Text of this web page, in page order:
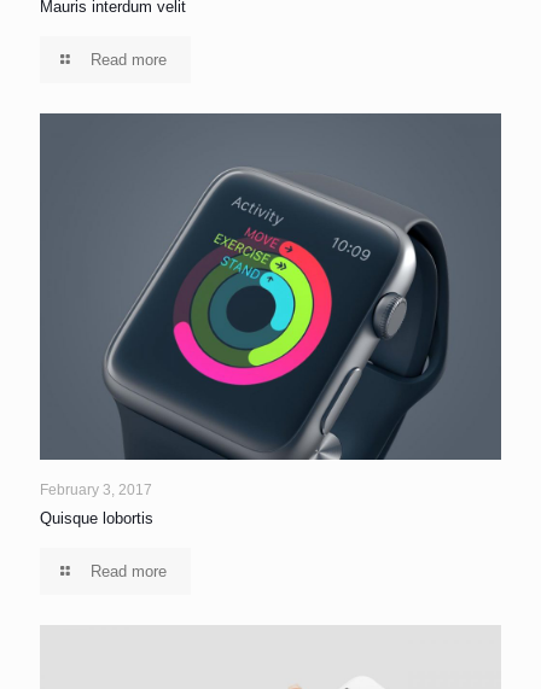
Mauris interdum velit
Read more
February 3, 2017
Quisque lobortis
Read more